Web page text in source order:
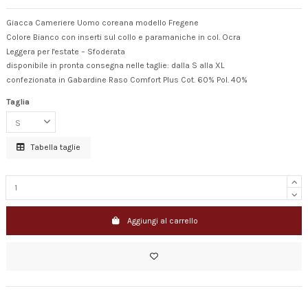
Giacca Cameriere Uomo coreana modello Fregene
Colore Bianco con inserti sul collo e paramaniche in col. Ocra
Leggera per l'estate – Sfoderata
disponibile in pronta consegna nelle taglie: dalla S alla XL
confezionata in Gabardine Raso Comfort Plus Cot. 60% Pol. 40%
Taglia
Tabella taglie
Aggiungi al carrello